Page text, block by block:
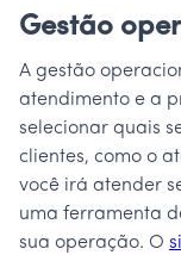
Gestão
A gestão
atendimento e a
selecionar quais
clientes, como o
você irá atender
uma ferramenta
sua operação. O